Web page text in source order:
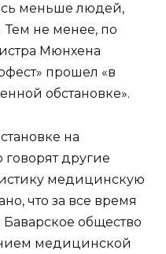
меньше людей,
не менее, по
Мюнхена
прошел «в
обстановке».
на
другие
медицинскую
что за все время
общество
медицинской